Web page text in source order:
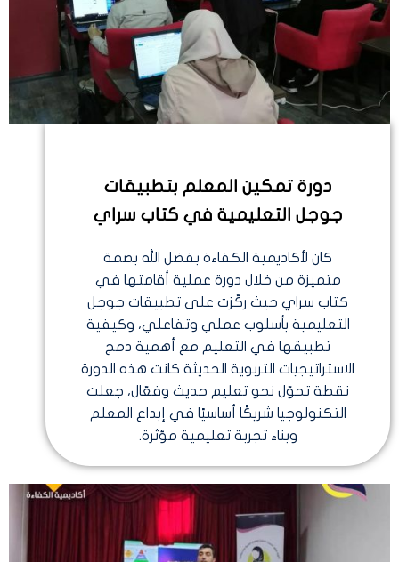
دورة تمكين المعلم بتطبيقات
جوجل التعليمية في كتاب سراي
كان لأكاديمية الكفاءة بفضل الله بصمة
متميزة من خلال دورة عملية أقامتها في
كتاب سراي حيث ركّزت على تطبيقات جوجل
التعليمية بأسلوب عملي وتفاعلي، وكيفية
تطبيقها في التعليم مع أهمية دمج
الاستراتيجيات التربوية الحديثة كانت هذه الدورة
نقطة تحوّل نحو تعليم حديث وفعّال، جعلت
التكنولوجيا شريكًا أساسيًا في إبداع المعلم
وبناء تجربة تعليمية مؤثرة.